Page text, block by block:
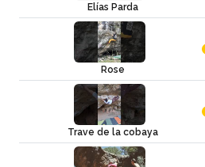
Elías Parda
Rose
Trave de la cobaya